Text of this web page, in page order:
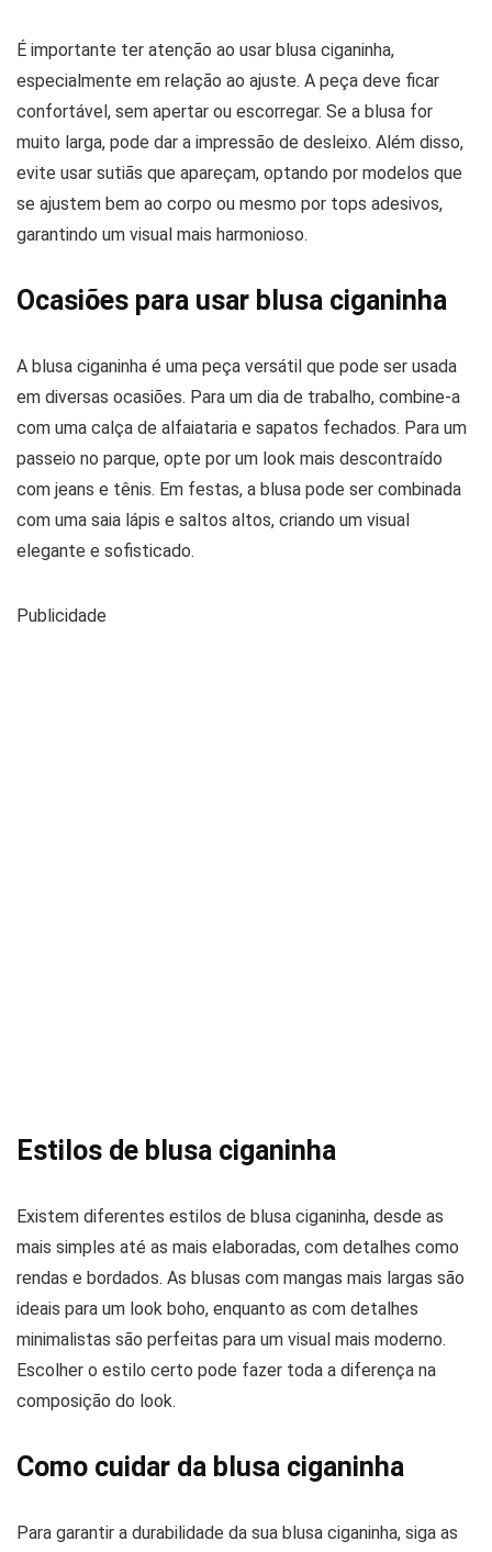
É importante ter atenção ao usar blusa ciganinha,
especialmente em relação ao ajuste. A peça deve ficar
confortável, sem apertar ou escorregar. Se a blusa for
muito larga, pode dar a impressão de desleixo. Além disso,
evite usar sutiãs que apareçam, optando por modelos que
se ajustem bem ao corpo ou mesmo por tops adesivos,
garantindo um visual mais harmonioso.
Ocasiões para usar blusa ciganinha
A blusa ciganinha é uma peça versátil que pode ser usada
em diversas ocasiões. Para um dia de trabalho, combine-a
com uma calça de alfaiataria e sapatos fechados. Para um
passeio no parque, opte por um look mais descontraído
com jeans e tênis. Em festas, a blusa pode ser combinada
com uma saia lápis e saltos altos, criando um visual
elegante e sofisticado.
Publicidade
Estilos de blusa ciganinha
Existem diferentes estilos de blusa ciganinha, desde as
mais simples até as mais elaboradas, com detalhes como
rendas e bordados. As blusas com mangas mais largas são
ideais para um look boho, enquanto as com detalhes
minimalistas são perfeitas para um visual mais moderno.
Escolher o estilo certo pode fazer toda a diferença na
composição do look.
Como cuidar da blusa ciganinha
Para garantir a durabilidade da sua blusa ciganinha, siga as